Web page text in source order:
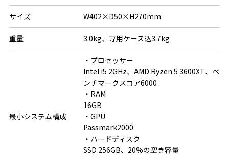
サイズ W402×D50×H270mm
重量 3.0kg、専用ケース込3.7kg
最小システム構成
・プロセッサー
Intel i5 2GHz、AMD Ryzen 5 3600XT、ベ
ンチマークスコア6000
・RAM
16GB
・GPU
Passmark2000
・ハードディスク
SSD 256GB、20%の空き容量